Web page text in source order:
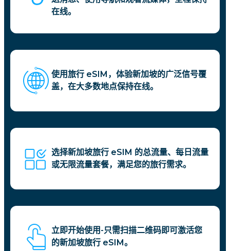
在线。
使用旅行 eSIM，体验新加坡的广泛信号覆
盖，在大多数地点保持在线。
选择新加坡旅行 eSIM 的总流量、每日流量
或无限流量套餐，满足您的旅行需求。
立即开始使用-只需扫描二维码即可激活您
的新加坡旅行 eSIM。